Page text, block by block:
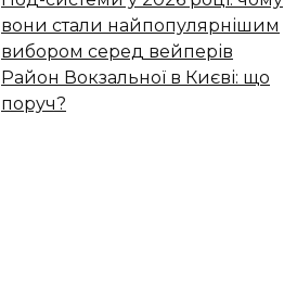
вони стали найпопулярнішим
вибором серед вейперів
Район Вокзальної в Києві: що
поруч?